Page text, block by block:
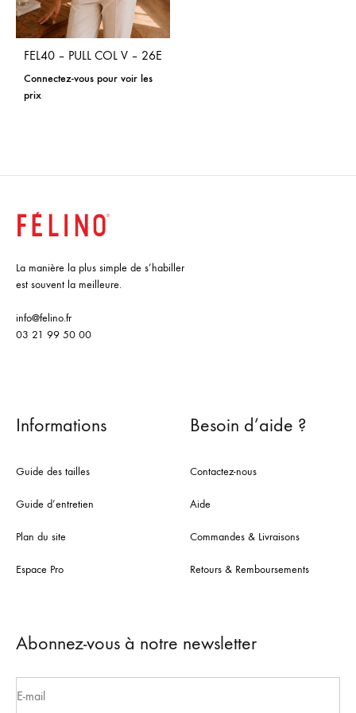
FEL40 – PULL COL V – 26E
Connectez-vous pour voir les
prix
La manière la plus simple de s’habiller
est souvent la meilleure.
info@felino.fr
03 21 99 50 00
Informations
Guide des tailles
Guide d’entretien
Plan du site
Espace Pro
Besoin d’aide ?
Contactez-nous
Aide
Commandes & Livraisons
Retours & Remboursements
Abonnez-vous à notre newsletter